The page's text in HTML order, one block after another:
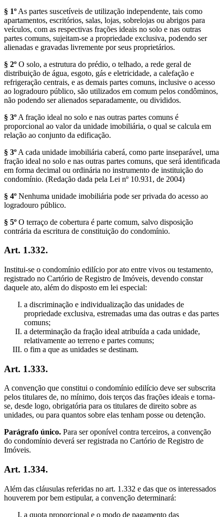
§ 1º As partes suscetíveis de utilização independente, tais como
apartamentos, escritórios, salas, lojas, sobrelojas ou abrigos para
veículos, com as respectivas frações ideais no solo e nas outras
partes comuns, sujeitam-se a propriedade exclusiva, podendo ser
alienadas e gravadas livremente por seus proprietários.
§ 2º O solo, a estrutura do prédio, o telhado, a rede geral de
distribuição de água, esgoto, gás e eletricidade, a calefação e
refrigeração centrais, e as demais partes comuns, inclusive o acesso
ao logradouro público, são utilizados em comum pelos condôminos,
não podendo ser alienados separadamente, ou divididos.
§ 3º A fração ideal no solo e nas outras partes comuns é
proporcional ao valor da unidade imobiliária, o qual se calcula em
relação ao conjunto da edificação.
§ 3º A cada unidade imobiliária caberá, como parte inseparável, uma
fração ideal no solo e nas outras partes comuns, que será identificada
em forma decimal ou ordinária no instrumento de instituição do
condomínio. (Redação dada pela Lei nº 10.931, de 2004)
§ 4º Nenhuma unidade imobiliária pode ser privada do acesso ao
logradouro público.
§ 5º O terraço de cobertura é parte comum, salvo disposição
contrária da escritura de constituição do condomínio.
Art. 1.332.
Institui-se o condomínio edilício por ato entre vivos ou testamento,
registrado no Cartório de Registro de Imóveis, devendo constar
daquele ato, além do disposto em lei especial:
a discriminação e individualização das unidades de
propriedade exclusiva, estremadas uma das outras e das partes
comuns;
a determinação da fração ideal atribuída a cada unidade,
relativamente ao terreno e partes comuns;
o fim a que as unidades se destinam.
Art. 1.333.
A convenção que constitui o condomínio edilício deve ser subscrita
pelos titulares de, no mínimo, dois terços das frações ideais e torna-
se, desde logo, obrigatória para os titulares de direito sobre as
unidades, ou para quantos sobre elas tenham posse ou detenção.
Parágrafo único. Para ser oponível contra terceiros, a convenção
do condomínio deverá ser registrada no Cartório de Registro de
Imóveis.
Art. 1.334.
Além das cláusulas referidas no art. 1.332 e das que os interessados
houverem por bem estipular, a convenção determinará:
a quota proporcional e o modo de pagamento das